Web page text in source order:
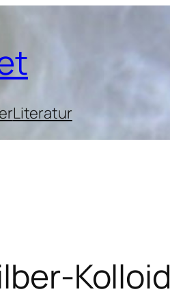
Literatur
Kolloid